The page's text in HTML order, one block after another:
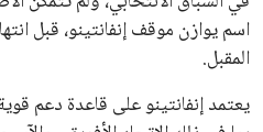
القائمة البريدية
انضم إلى قائمة المشتركين لدينا لتحصل
والعروض الخاصة مباشرة في صندوق